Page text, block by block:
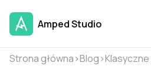
Amped Studio
Strona główna›Blog›